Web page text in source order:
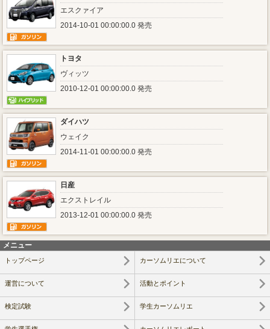
エスクァイア
2014-10-01 00:00:00.0 発売
トヨタ
ヴィッツ
2010-12-01 00:00:00.0 発売
ダイハツ
ウェイク
2014-11-01 00:00:00.0 発売
日産
エクストレイル
2013-12-01 00:00:00.0 発売
メニュー
トップページ カーソムリエについて
運営について 活動とポイント
検定試験 学生カーソムリエ